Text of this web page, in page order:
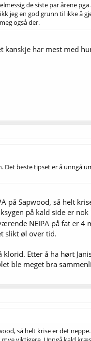
de siste par årene
jeg en god grunn til ikke å
også der.
har mest med
Det beste tipset er å unngå
på Sapwood, så helt
på kald side er
NEIPA på fat er 4
slikt øl over tid.
Etter å ha hørt
ble meget bra
så helt krise er det